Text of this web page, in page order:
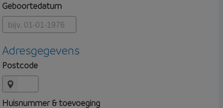
Geboortedatum
Adresgegevens
Postcode
Huisnummer & toevoeging